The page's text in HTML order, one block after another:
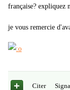
française? expliquez
je vous remercie
Citer